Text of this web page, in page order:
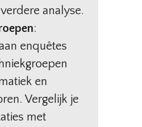
analyse.
:
enquêtes
en
Vergelijk je
met